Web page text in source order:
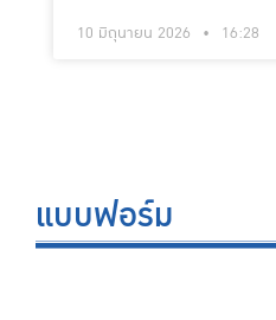
10 มิถุนายน 2026 16:28
แบบฟอร์ม